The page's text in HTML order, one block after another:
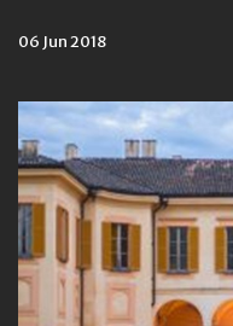
06 Jun 2018